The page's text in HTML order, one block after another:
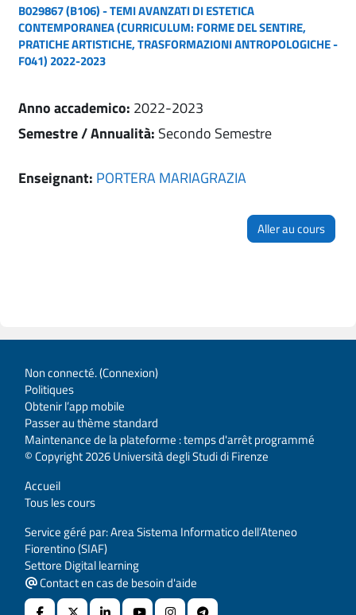
B029867 (B106) - TEMI AVANZATI DI ESTETICA
CONTEMPORANEA (CURRICULUM: FORME DEL SENTIRE,
PRATICHE ARTISTICHE, TRASFORMAZIONI ANTROPOLOGICHE -
F041) 2022-2023
Anno accademico: 2022-2023
Semestre / Annualità: Secondo Semestre
Enseignant: PORTERA MARIAGRAZIA
Aller au cours
Non connecté. (Connexion)
Politiques
Obtenir l’app mobile
Passer au thème standard
Maintenance de la plateforme : temps d'arrêt programmé
© Copyright 2026 Università degli Studi di Firenze
Accueil
Tous les cours
Service géré par: Area Sistema Informatico dell’Ateneo
Fiorentino (SIAF)
Settore Digital learning
Contact en cas de besoin d'aide